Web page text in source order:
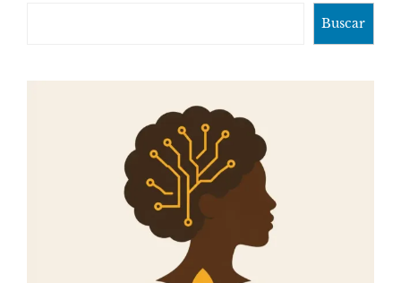
Buscar